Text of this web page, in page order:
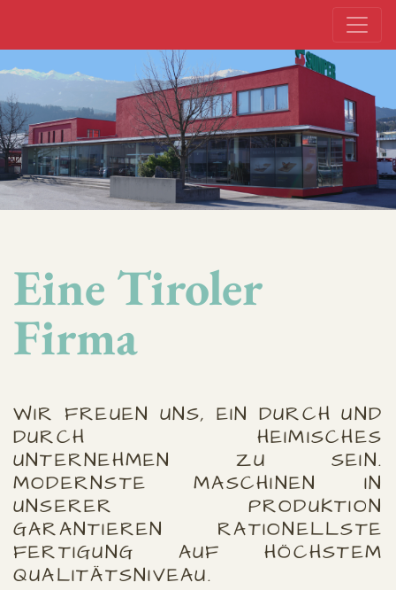
Eine Tiroler
Firma
WIR FREUEN UNS, EIN DURCH UND
DURCH HEIMISCHES
UNTERNEHMEN ZU SEIN.
MODERNSTE MASCHINEN IN
UNSERER PRODUKTION
GARANTIEREN RATIONELLSTE
FERTIGUNG AUF HÖCHSTEM
QUALITÄTSNIVEAU.